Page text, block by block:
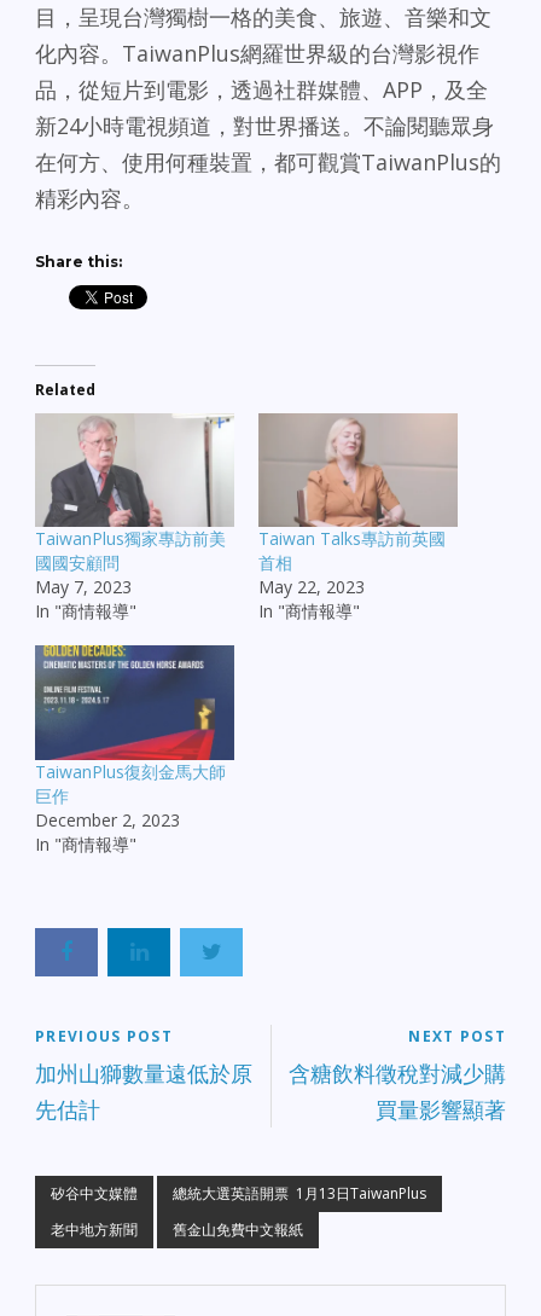
目，呈現台灣獨樹一格的美食、旅遊、音樂和文
化內容。TaiwanPlus網羅世界級的台灣影視作
品，從短片到電影，透過社群媒體、APP，及全
新24小時電視頻道，對世界播送。不論閱聽眾身
在何方、使用何種裝置，都可觀賞TaiwanPlus的
精彩內容。
Share this:
Related
TaiwanPlus獨家專訪前美
國國安顧問
May 7, 2023
In "商情報導"
Taiwan Talks專訪前英國
首相
May 22, 2023
In "商情報導"
TaiwanPlus復刻金馬大師
巨作
December 2, 2023
In "商情報導"
PREVIOUS POST
加州山獅數量遠低於原
先估計
NEXT POST
含糖飲料徵稅對減少購
買量影響顯著
矽谷中文媒體
總統大選英語開票 1月13日TaiwanPlus
老中地方新聞
舊金山免費中文報紙